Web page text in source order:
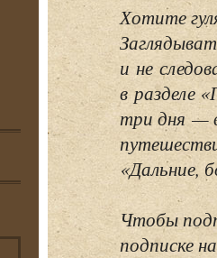
Хотите
и не
в разделе
три дня —
«Дальние,
Чтобы
подписке